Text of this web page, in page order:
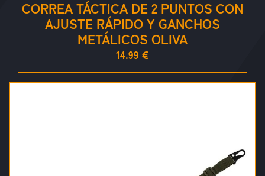
CORREA TÁCTICA DE 2 PUNTOS CON
AJUSTE RÁPIDO Y GANCHOS
METÁLICOS OLIVA
14.99 €